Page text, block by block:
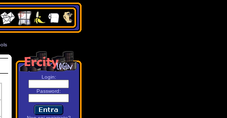
Login:
Password: